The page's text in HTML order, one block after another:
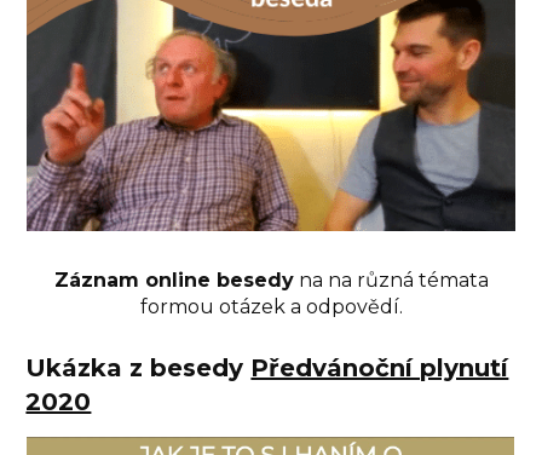
Záznam online besedyna na různá témata
formou otázek a odpovědí.
Ukázka z besedy Předvánoční plynutí
2020